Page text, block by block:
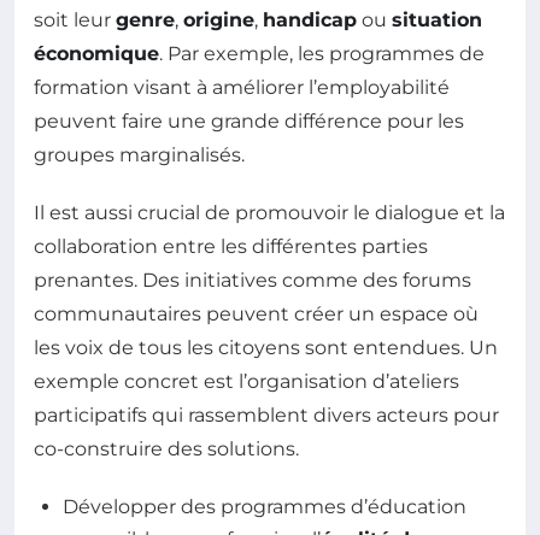
soit leur genre, origine, handicap ou situation
économique. Par exemple, les programmes de
formation visant à améliorer l’employabilité
peuvent faire une grande différence pour les
groupes marginalisés.
Il est aussi crucial de promouvoir le dialogue et la
collaboration entre les différentes parties
prenantes. Des initiatives comme des forums
communautaires peuvent créer un espace où
les voix de tous les citoyens sont entendues. Un
exemple concret est l’organisation d’ateliers
participatifs qui rassemblent divers acteurs pour
co-construire des solutions.
Développer des programmes d’éducation